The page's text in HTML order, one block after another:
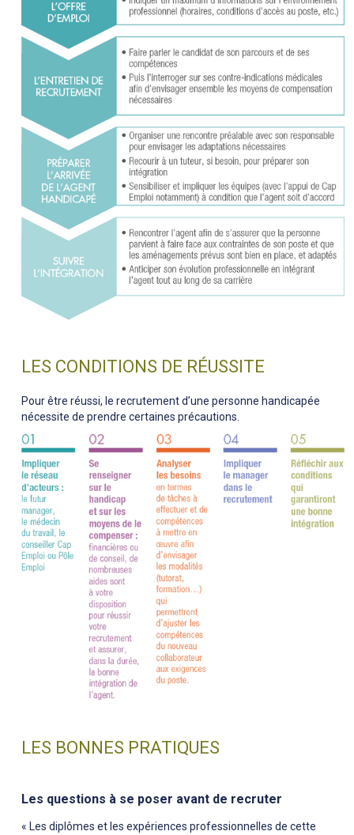
LES CONDITIONS DE RÉUSSITE
Pour être réussi, le recrutement d’une personne handicapée
nécessite de prendre certaines précautions.
LES BONNES PRATIQUES
Les questions à se poser avant de recruter
« Les diplômes et les expériences professionnelles de cette